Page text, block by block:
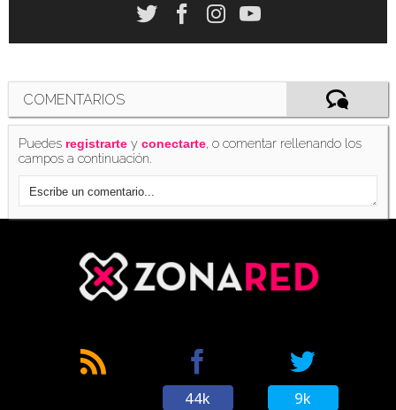
COMENTARIOS
Puedes registrarte yconectarte, o comentar rellenando los
campos a continuación.
44k 9k